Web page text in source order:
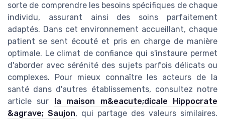
sorte de comprendre les besoins spécifiques de chaque
individu, assurant ainsi des soins parfaitement
adaptés. Dans cet environnement accueillant, chaque
patient se sent écouté et pris en charge de manière
optimale. Le climat de confiance qui s'instaure permet
d'aborder avec sérénité des sujets parfois délicats ou
complexes. Pour mieux connaître les acteurs de la
santé dans d'autres établissements, consultez notre
article sur
la maison m&eacute;dicale Hippocrate
&agrave; Saujon, qui partage des valeurs similaires.